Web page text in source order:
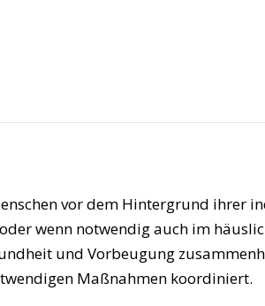
vor dem Hintergrund ihrer
wenn notwendig auch im
und Vorbeugung
Maßnahmen koordiniert.